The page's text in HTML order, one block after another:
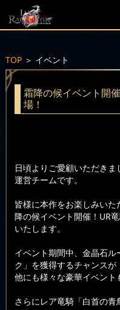
TOP＞ イベント
霜降の候イベント開
場！
日頃よりご愛顧いただきま
運営チームです。
皆様に本作をお楽しみい
降の候イベント開催！UR
いたします。
イベント期間中、金晶石
ク」を獲得するチャンスが
他にも様々な豪華イベント
さらにレア竜騎「白首の